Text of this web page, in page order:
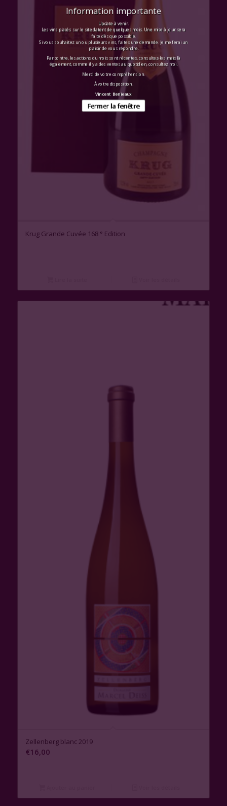
Krug Grande Cuvée 168 ° Edition
Zellenberg blanc 2019
€16,00
Information importante
Update à venir.
Les vins placés sur le site datent de quelques mois. Une mise à jour sera
faite dès que possible.
Si vous souhaitez un ou plusieurs vins, faites une demande. Je me ferai un
plaisir de vous répondre.
Par contre, les actions du mois sont récentes, consultez-les mais là
également, comme il y a des ventes au quotidien, consultez moi.
Merci de votre compréhension.
À votre disposition.
Vincent Benieaux
Fermer la fenêtre